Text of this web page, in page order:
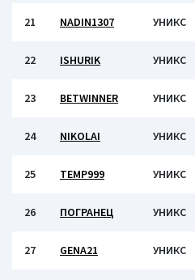
21 NADIN1307 УНИКС
22 ISHURIK УНИКС
23 BETWINNER УНИКС
24 NIKOLAI УНИКС
25 TEMP999 УНИКС
26 ПОГРАНЕЦ УНИКС
27 GENA21 УНИКС